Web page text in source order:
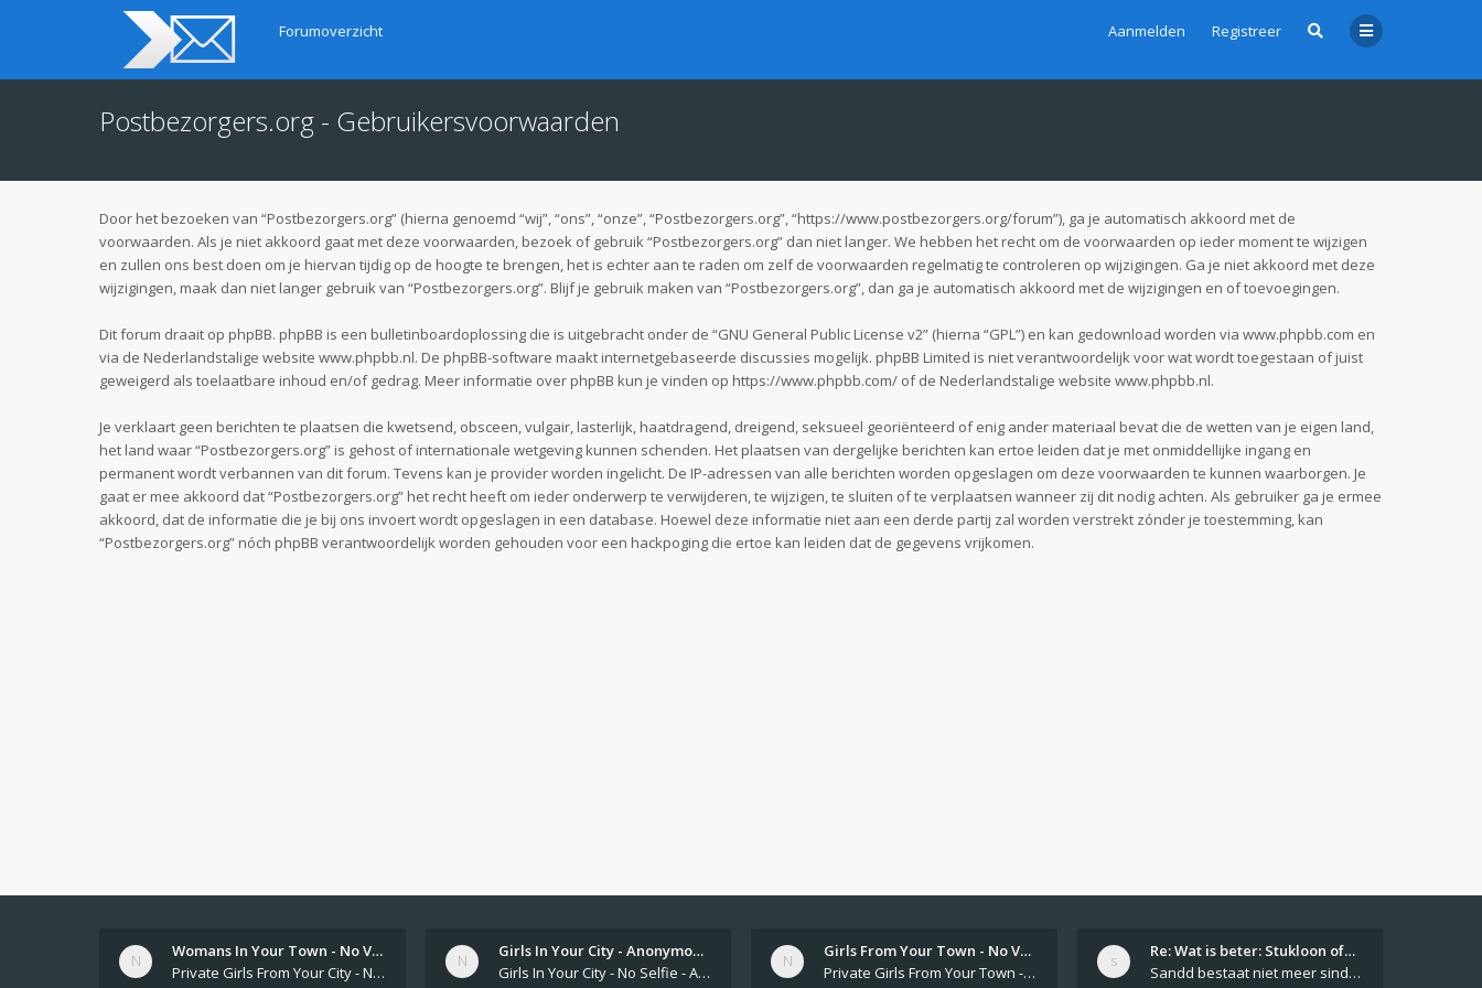
Aanmelden Registreer
Forumoverzicht
Postbezorgers.org - Gebruikersvoorwaarden
Door het bezoeken van “Postbezorgers.org” (hierna genoemd “wij”, “ons”, “onze”, “Postbezorgers.org”, “https://www.postbezorgers.org/forum”), ga je automatisch akkoord met de
voorwaarden. Als je niet akkoord gaat met deze voorwaarden, bezoek of gebruik “Postbezorgers.org” dan niet langer. We hebben het recht om de voorwaarden op ieder moment te wijzigen
en zullen ons best doen om je hiervan tijdig op de hoogte te brengen, het is echter aan te raden om zelf de voorwaarden regelmatig te controleren op wijzigingen. Ga je niet akkoord met deze
wijzigingen, maak dan niet langer gebruik van “Postbezorgers.org”. Blijf je gebruik maken van “Postbezorgers.org”, dan ga je automatisch akkoord met de wijzigingen en of toevoegingen.
Dit forum draait op phpBB. phpBB is een bulletinboardoplossing die is uitgebracht onder de “GNU General Public License v2” (hierna “GPL”) en kan gedownload worden via www.phpbb.com en
via de Nederlandstalige website www.phpbb.nl. De phpBB-software maakt internetgebaseerde discussies mogelijk. phpBB Limited is niet verantwoordelijk voor wat wordt toegestaan of juist
geweigerd als toelaatbare inhoud en/of gedrag. Meer informatie over phpBB kun je vinden op https://www.phpbb.com/ of de Nederlandstalige website www.phpbb.nl.
Je verklaart geen berichten te plaatsen die kwetsend, obsceen, vulgair, lasterlijk, haatdragend, dreigend, seksueel georiënteerd of enig ander materiaal bevat die de wetten van je eigen land,
het land waar “Postbezorgers.org” is gehost of internationale wetgeving kunnen schenden. Het plaatsen van dergelijke berichten kan ertoe leiden dat je met onmiddellijke ingang en
permanent wordt verbannen van dit forum. Tevens kan je provider worden ingelicht. De IP-adressen van alle berichten worden opgeslagen om deze voorwaarden te kunnen waarborgen. Je
gaat er mee akkoord dat “Postbezorgers.org” het recht heeft om ieder onderwerp te verwijderen, te wijzigen, te sluiten of te verplaatsen wanneer zij dit nodig achten. Als gebruiker ga je ermee
akkoord, dat de informatie die je bij ons invoert wordt opgeslagen in een database. Hoewel deze informatie niet aan een derde partij zal worden verstrekt zónder je toestemming, kan
“Postbezorgers.org” nóch phpBB verantwoordelijk worden gehouden voor een hackpoging die ertoe kan leiden dat de gegevens vrijkomen.
Womans In Your Town - No Veri…
Private Girls From Your City - No Selfie - Anonymous Adult Dating https://privatedates.live Private Girls In Your
Girls In Your City - Anonymou…
Girls In Your City - No Selfie - Anonymous Sex Dating https://SecretPrivat.com Womens In Your Town - Anonymous S
Girls From Your Town - No Ver…
Private Girls From Your Town - No Selfie - Anonymous Casual Dating https://PrivateLadyEscorts.com Private Lady In
Re: Wat is beter: Stukloon of…
Sandd bestaat niet meer sinds 1 feb 2019.